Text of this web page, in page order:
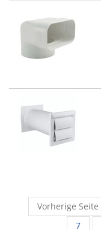
Vorherige Seite
7